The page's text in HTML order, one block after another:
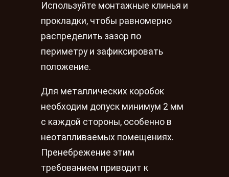
Используйте монтажные клинья и
прокладки, чтобы равномерно
распределить зазор по
периметру и зафиксировать
положение.
Для металлических коробок
необходим допуск минимум 2 мм
с каждой стороны, особенно в
неотапливаемых помещениях.
Пренебрежение этим
требованием приводит к